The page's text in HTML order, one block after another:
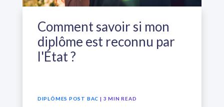
Comment savoir si mon
diplôme est reconnu par
l'État ?
DIPLÔMES POST BAC | 3 MIN READ